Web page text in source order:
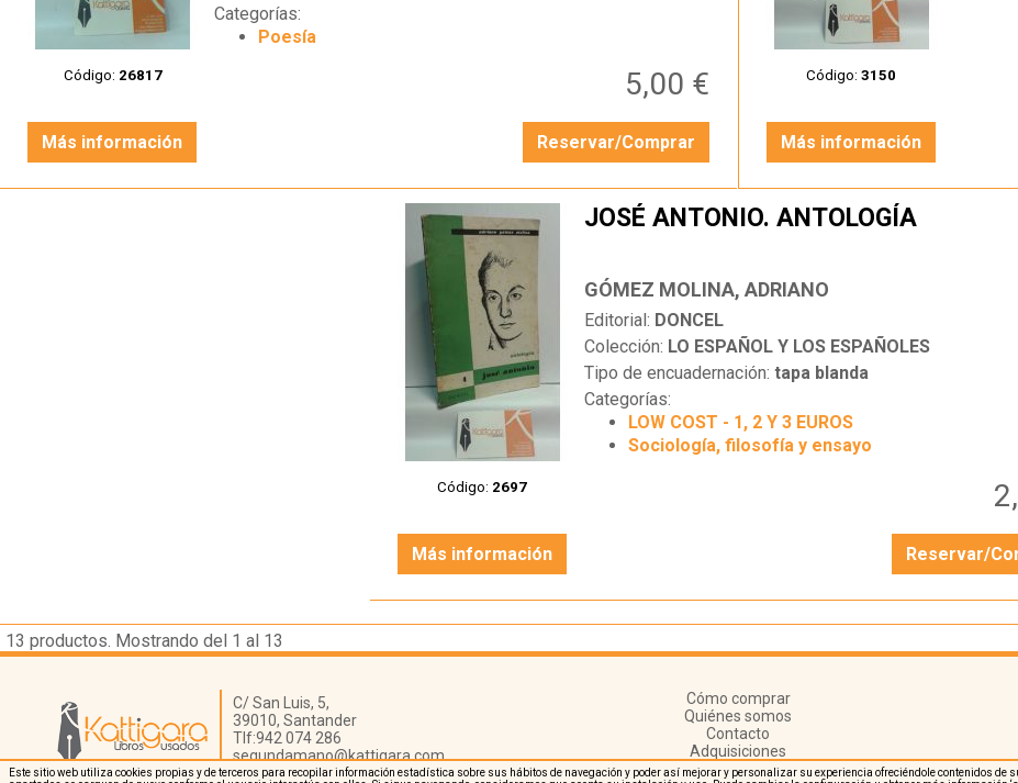
Este sitio web utiliza cookies propias y de terceros para recopilar información estadística sobre sus hábitos de navegación y poder así mejorar y personalizar su experiencia ofreciéndole contenidos
Código: 26817
Categorías:
Poesía
5,00 €
Más información Reservar/Comprar
Código:3150
Más información
Código: 2697
JOSÉ ANTONIO. ANTOLOGÍA
GÓMEZ MOLINA, ADRIANO
Editorial: DONCEL
Colección: LO ESPAÑOL Y LOS ESPAÑOLES
Tipo de encuadernación: tapa blanda
Categorías:
LOW COST - 1, 2 Y 3 EUROS
Sociología, filosofía y ensayo
Más información Reservar/
13 productos. Mostrando del 1 al 13
Librería Kattigara
C/ San Luis, 5,
39010, Santander
Tlf:942 074 286
segundamano@kattigara.com
Cómo comprar
Quiénes somos
Contacto
Adquisiciones